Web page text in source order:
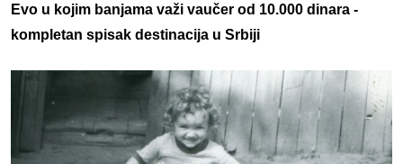
Evo u kojim banjama važi vaučer od 10.000 dinara -
kompletan spisak destinacija u Srbiji